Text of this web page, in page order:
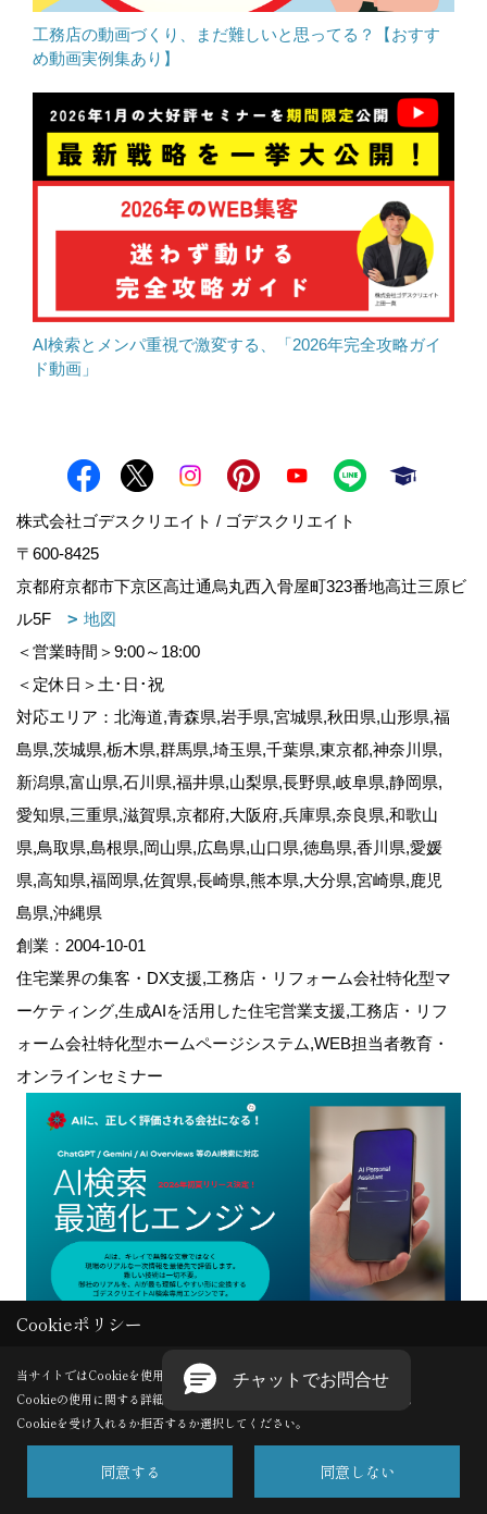
工務店の動画づくり、まだ難しいと思ってる？【おすす
め動画実例集あり】
AI検索とメンパ重視で激変する、「2026年完全攻略ガイ
ド動画」
株式会社ゴデスクリエイト / ゴデスクリエイト
〒600-8425
京都府京都市下京区高辻通烏丸西入骨屋町323番地高辻三原ビ
ル5F
地図
＜営業時間＞9:00～18:00
＜定休日＞土･日･祝
対応エリア：北海道,青森県,岩手県,宮城県,秋田県,山形県,福
島県,茨城県,栃木県,群馬県,埼玉県,千葉県,東京都,神奈川県,
新潟県,富山県,石川県,福井県,山梨県,長野県,岐阜県,静岡県,
愛知県,三重県,滋賀県,京都府,大阪府,兵庫県,奈良県,和歌山
県,鳥取県,島根県,岡山県,広島県,山口県,徳島県,香川県,愛媛
県,高知県,福岡県,佐賀県,長崎県,熊本県,大分県,宮崎県,鹿児
島県,沖縄県
創業：2004-10-01
住宅業界の集客・DX支援,工務店・リフォーム会社特化型マ
ーケティング,生成AIを活用した住宅営業支援,工務店・リフ
ォーム会社特化型ホームページシステム,WEB担当者教育・
オンラインセミナー
Copyright (c) GODDESS CREATE. All Rights Reserved.
Produced byゴデスクリエイト
Cookieポリシー
当サイトではCookieを使用します。
Cookieの使用に関する詳細は 「プライバシーポリシー
」をご覧ください。
Cookieを受け入れるか拒否するか選択してください。
同意する 同意しない